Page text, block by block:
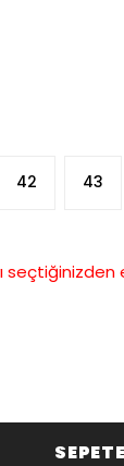
42 43
seçtiğinizden